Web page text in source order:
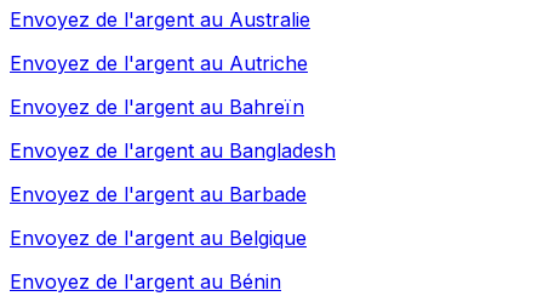
Envoyez de l'argent au Australie
Envoyez de l'argent au Autriche
Envoyez de l'argent au Bahreïn
Envoyez de l'argent au Bangladesh
Envoyez de l'argent au Barbade
Envoyez de l'argent au Belgique
Envoyez de l'argent au Bénin